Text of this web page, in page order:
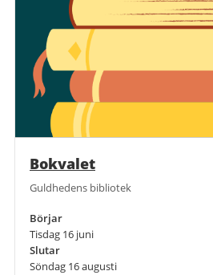
Bokvalet
Guldhedens bibliotek
Börjar
Tisdag 16 juni
Slutar
Söndag 16 augusti